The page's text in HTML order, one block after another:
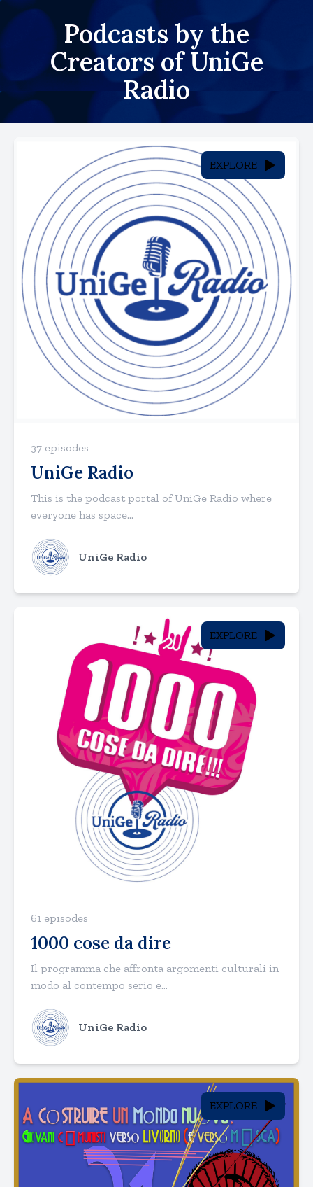
Podcasts by the
Creators of UniGe
Radio
EXPLORE
37 episodes
UniGe Radio
This is the podcast portal of UniGe Radio where
everyone has space...
UniGe Radio
EXPLORE
61 episodes
1000 cose da dire
Il programma che affronta argomenti culturali in
modo al contempo serio e...
UniGe Radio
EXPLORE